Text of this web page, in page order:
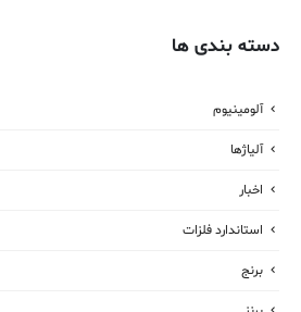
دسته بندی ها
آلومینیوم
آلیاژها
اخبار
استاندارد فلزات
برنج